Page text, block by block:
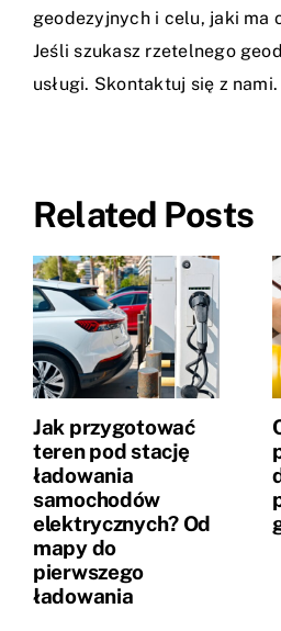
geodezyjnych i celu, jaki ma
Jeśli szukasz rzetelnego
usługi. Skontaktuj się z nami.
Related Posts
Jak przygotować
teren pod stację
ładowania
samochodów
elektrycznych? Od
mapy do
pierwszego
ładowania